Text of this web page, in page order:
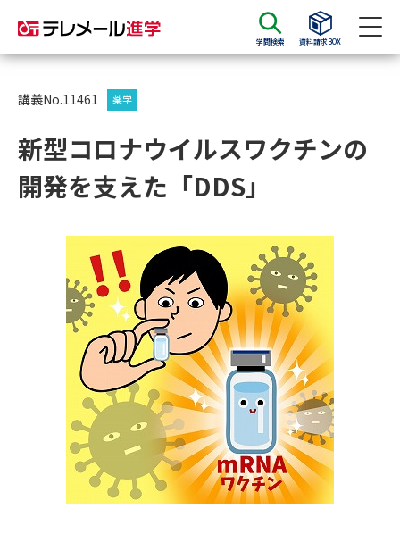
学問検索 資料請求BOX
資料請求
大学・短大の資料種類から請求
総合型選抜・学校推薦型選抜 募
大学入学共通テスト利用選抜の
募集要項＆願書
過去問題集
大学・短大以外の資料から請求
専門学校の資料請求 大学院の資料請求
留学・進学関連、塾・予備校
大学入学共通テスト「受験案
内」の請求
大学入学共通テスト「受験上の
配慮案内」の請求
高等学校卒業程度認定試験
講義No.11461 薬学
新型コロナウイルスワクチンの
開発を支えた「DDS」